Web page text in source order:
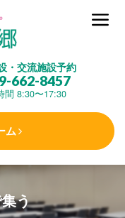
・交流施設予約
662-8457
間 8:30〜17:30
ム
集う